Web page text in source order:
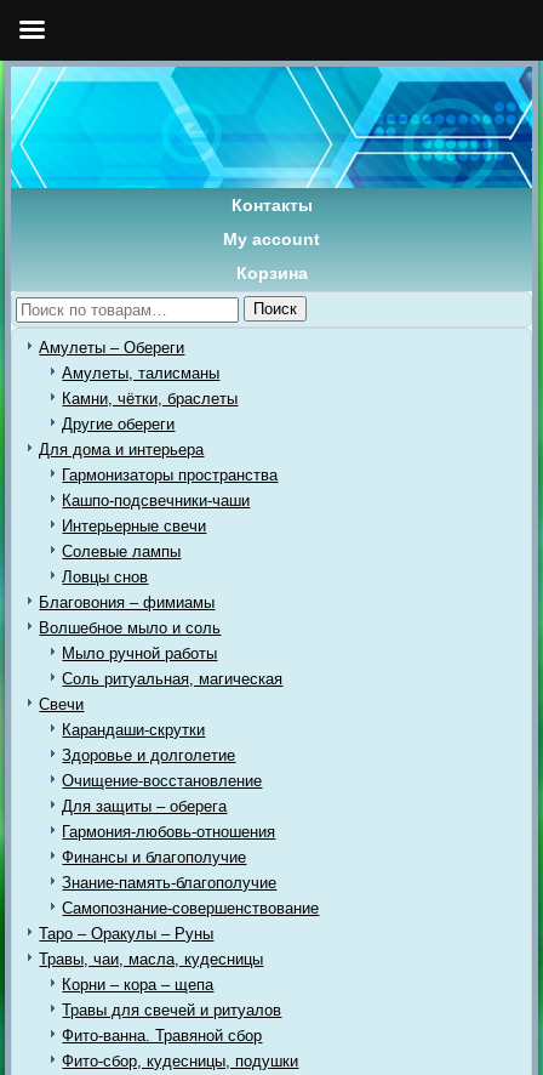
Контакты
My account
Корзина
Искать:
Поиск
Амулеты – Обереги
Амулеты, талисманы
Камни, чётки, браслеты
Другие обереги
Для дома и интерьера
Гармонизаторы пространства
Кашпо-подсвечники-чаши
Интерьерные свечи
Солевые лампы
Ловцы снов
Благовония – фимиамы
Волшебное мыло и соль
Мыло ручной работы
Соль ритуальная, магическая
Свечи
Карандаши-скрутки
Здоровье и долголетие
Очищение-восстановление
Для защиты – оберега
Гармония-любовь-отношения
Финансы и благополучие
Знание-память-благополучие
Самопознание-совершенствование
Таро – Оракулы – Руны
Травы, чаи, масла, кудесницы
Корни – кора – щепа
Травы для свечей и ритуалов
Фито-ванна. Травяной сбор
Фито-сбор, кудесницы, подушки